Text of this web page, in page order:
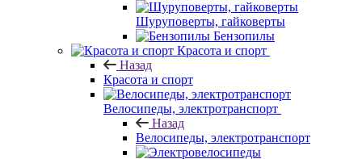
Шуруповерты, гайковерты
Бензопилы
Красота и спорт
Назад
Красота и спорт
Велосипеды, электротранспорт
Назад
Велосипеды, электротранспорт